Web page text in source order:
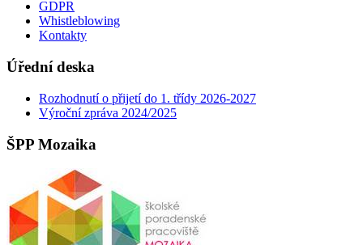
GDPR
Whistleblowing
Kontakty
Úřední deska
Rozhodnutí o přijetí do 1. třídy 2026-2027
Výroční zpráva 2024/2025
ŠPP Mozaika